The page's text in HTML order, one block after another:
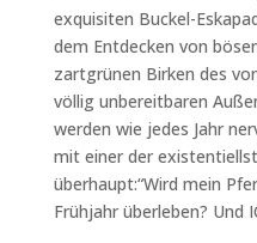
exquisiten Buckel-
dem Entdecken von
zartgrünen Birken des
völlig unbereitbaren
werden wie jedes Jahr
mit einer der
überhaupt:“Wird mein
Frühjahr überleben? Und